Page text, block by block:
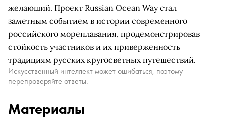
желающий. Проект Russian Ocean Way стал
заметным событием в истории современного
российского мореплавания, продемонстрировав
стойкость участников и их приверженность
традициям русских кругосветных путешествий.
Искусственный интеллект может ошибаться, поэтому
перепроверяйте ответы.
Материалы